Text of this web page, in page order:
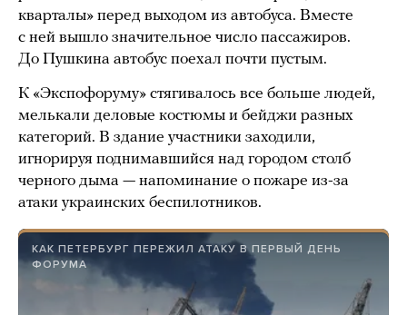
кварталы» перед выходом из автобуса. Вместе
с ней вышло значительное число пассажиров.
До Пушкина автобус поехал почти пустым.
К «Экспофоруму» стягивалось все больше людей,
мелькали деловые костюмы и бейджи разных
категорий. В здание участники заходили,
игнорируя поднимавшийся над городом столб
черного дыма — напоминание о пожаре из-за
атаки украинских беспилотников.
КАК ПЕТЕРБУРГ ПЕРЕЖИЛ АТАКУ В ПЕРВЫЙ ДЕНЬ
ФОРУМА